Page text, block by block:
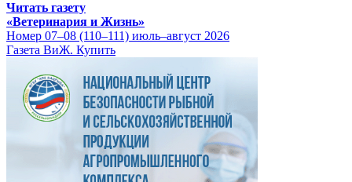
Читать газету
«Ветеринария и Жизнь»
Номер 07–08 (110–111) июль–август 2026
Газета ВиЖ. Купить